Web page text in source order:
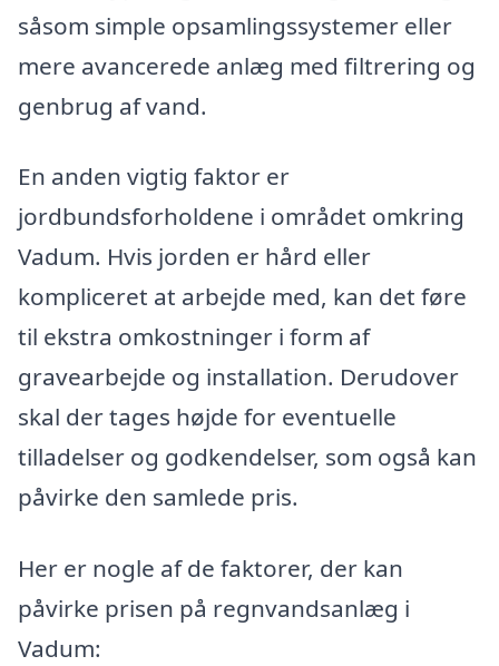
såsom simple opsamlingssystemer eller
mere avancerede anlæg med filtrering og
genbrug af vand.
En anden vigtig faktor er
jordbundsforholdene i området omkring
Vadum. Hvis jorden er hård eller
kompliceret at arbejde med, kan det føre
til ekstra omkostninger i form af
gravearbejde og installation. Derudover
skal der tages højde for eventuelle
tilladelser og godkendelser, som også kan
påvirke den samlede pris.
Her er nogle af de faktorer, der kan
påvirke prisen på regnvandsanlæg i
Vadum: